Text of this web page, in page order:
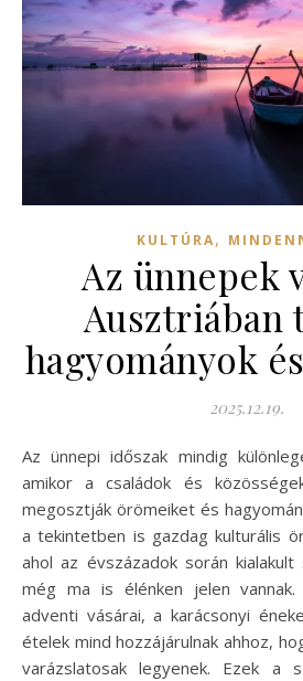
KULTÚRA,
Az ünnepek
Ausztriában
hagyományok
2025.12.19.
Az ünnepi időszak mindig különleges hangulatot áraszt,
amikor a családok és
megosztják örömeiket és
a tekintetben is gazdag kulturális
ahol az évszázadok során
még ma is élénken jelen
adventi vásárai, a karácsonyi
ételek mind hozzájárulnak ahhoz,
varázslatosak legyenek. Ezek a